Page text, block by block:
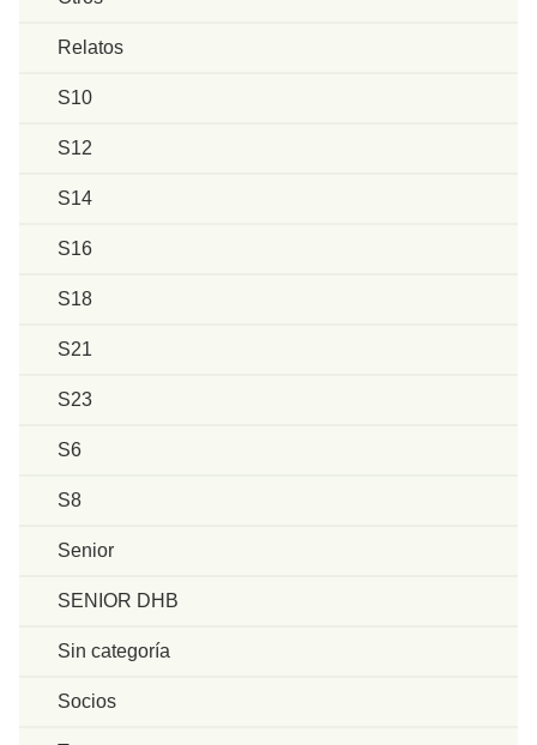
Relatos
S10
S12
S14
S16
S18
S21
S23
S6
S8
Senior
SENIOR DHB
Sin categoría
Socios